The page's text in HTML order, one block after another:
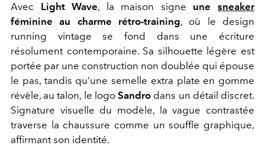
Avec Light Wave, la maison signe unesneaker
féminine au charme rétro-training, où le design
running vintage se fond dans une écriture
résolument contemporaine. Sa silhouette légère est
portée par une construction non doublée qui épouse
le pas, tandis qu’une semelle extra plate en gomme
révèle, au talon, le logoSandro dans un détail discret.
Signature visuelle du modèle, la vague contrastée
traverse la chaussure comme un souffle graphique,
affirmant son identité.